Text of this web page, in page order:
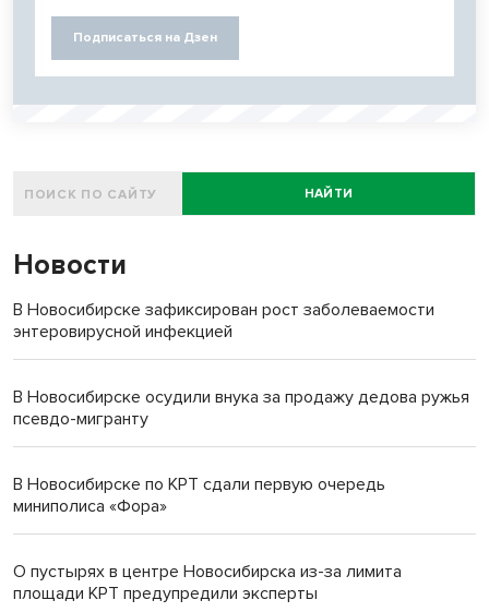
Подписаться на Дзен
НАЙТИ
Новости
В Новосибирске зафиксирован рост заболеваемости
энтеровирусной инфекцией
В Новосибирске осудили внука за продажу дедова ружья
псевдо-мигранту
В Новосибирске по КРТ сдали первую очередь
миниполиса «Фора»
О пустырях в центре Новосибирска из-за лимита
площади КРТ предупредили эксперты